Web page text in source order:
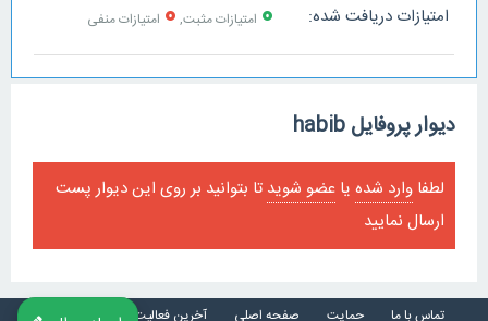
امتیازات دریافت شده: 0 امتیازات مثبت, 0 امتیازات منفی
دیوار پروفایل habib
لطفا وارد شده یا عضو شوید تا بتوانید بر روی این دیوار پست
ارسال نمایید
تماس با ما حمایت صفحه اصلی آخرین فعالیت ها